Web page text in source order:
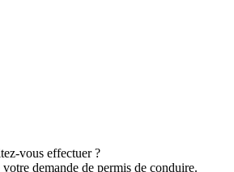
vous effectuer ?
demande de permis de conduire.